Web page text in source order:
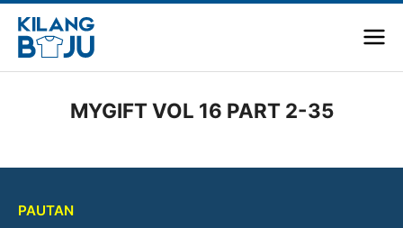
MYGIFT VOL 16 PART 2-35
PAUTAN